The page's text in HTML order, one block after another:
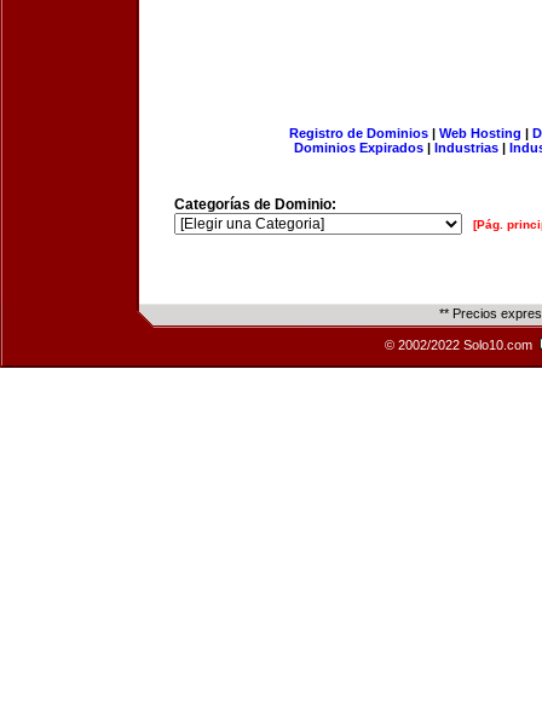
Registro de Dominios| Web Hosting |
Dominios Expirados | Industrias |
Categorías de Dominio:
[Pág.
** Precios
© 2002/2022 Solo10.com